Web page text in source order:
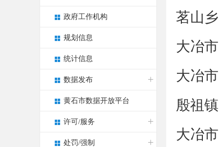
政府工作机构
规划信息
统计信息
数据发布
黄石市数据开放平台
许可/服务
处罚/强制
茗山
大冶
大冶
殷祖
大冶